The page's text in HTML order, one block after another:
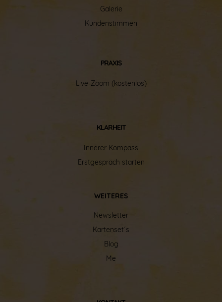
Galerie
Kundenstimmen
PRAXIS
Live-Zoom (kostenlos)
KLARHEIT
Innerer Kompass
Erstgespräch starten
WEITERES
Newsletter
Kartenset´s
Blog
Me